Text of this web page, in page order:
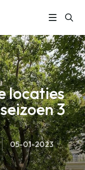
locaties
3
05-01-2023